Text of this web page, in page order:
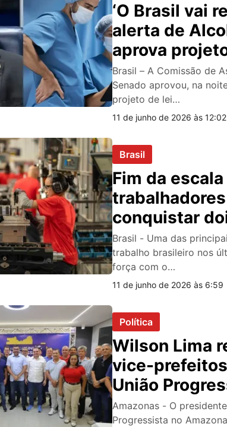
‘O Brasil vai
alerta de
aprova
gastos
Brasil – A Comissão de
Senado aprovou, na
projeto de lei…
11 de junho de 2026 às 12:02
Brasil
Fim da
conquistar
por semana
Brasil - Uma das
trabalho brasileiro nos
força com o…
11 de junho de 2026 às 6:59
Política
Wilson Lima
vice-
União
Amazonas
Amazonas - O
Progressista no